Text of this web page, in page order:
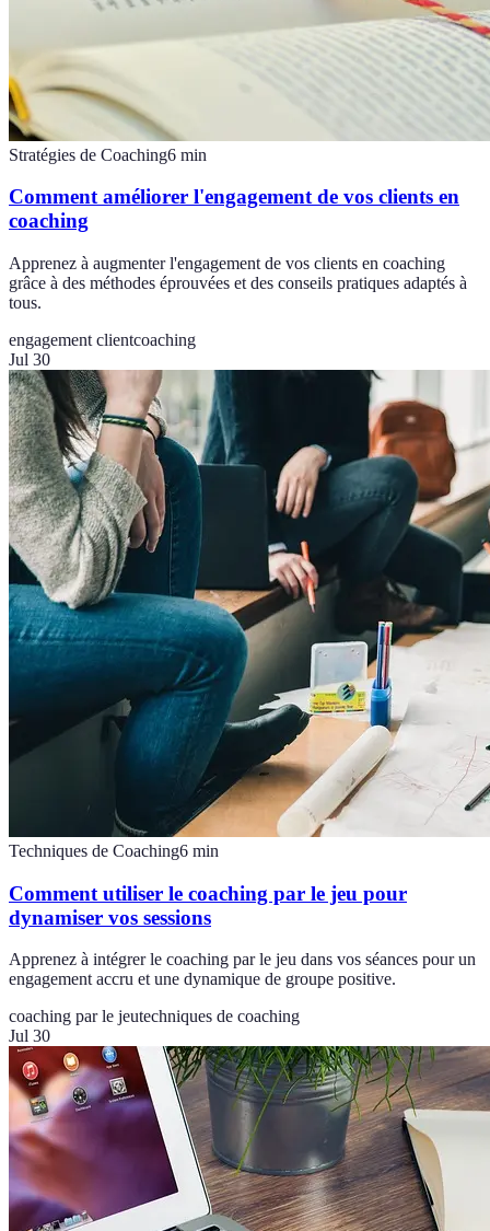
Stratégies de Coaching6 min
Comment améliorer l'engagement de vos clients en
coaching
Apprenez à augmenter l'engagement de vos clients en coaching
grâce à des méthodes éprouvées et des conseils pratiques adaptés à
tous.
engagement clientcoaching
Jul 30
Techniques de Coaching6 min
Comment utiliser le coaching par le jeu pour
dynamiser vos sessions
Apprenez à intégrer le coaching par le jeu dans vos séances pour un
engagement accru et une dynamique de groupe positive.
coaching par le jeutechniques de coaching
Jul 30